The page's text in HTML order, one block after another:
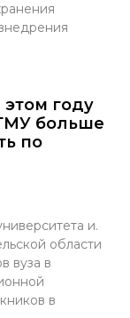
году
больше
по
и.
области
вуза в
в